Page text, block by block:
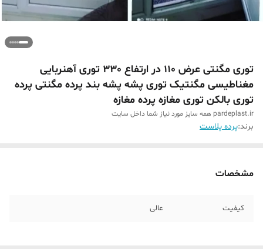
توری مگنتی عرض 110 در ارتفاع 330 توری آهنربایی
مغناطیسی مگنتیک توری پشه پشه بند پرده مگنتی پرده
توری بالکن توری مغازه پرده مغازه
pardeplast.ir همه سایز مورد نیاز شما داخل سایت
برند:پرده پلاست
مشخصات
کیفیت عالی